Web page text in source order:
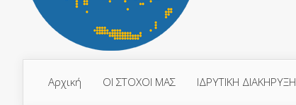
Αρχική ΟΙ ΣΤΟΧΟΙ ΜΑΣ ΙΔΡΥΤΙΚΗ ΔΙΑΚΗΡΥΞΗ